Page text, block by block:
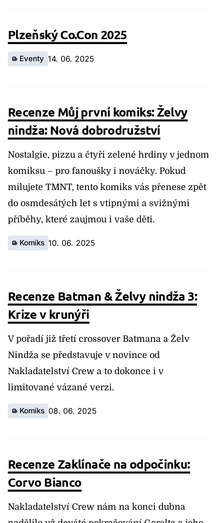
Plzeňský Co.Con 2025
Eventy 14. 06. 2025
Recenze Můj první komiks: Želvy
nindža: Nová dobrodružství
Nostalgie, pizzu a čtyři zelené hrdiny v jednom
komiksu – pro fanoušky i nováčky. Pokud
milujete TMNT, tento komiks vás přenese zpět
do osmdesátých let s vtipnými a svižnými
příběhy, které zaujmou i vaše děti.
Komiks 10. 06. 2025
Recenze Batman & Želvy nindža 3:
Krize v krunýři
V pořadí již třetí crossover Batmana a Želv
Nindža se představuje v novince od
Nakladatelství Crew a to dokonce i v
limitované vázané verzi.
Komiks 08. 06. 2025
Recenze Zaklínače na odpočinku:
Corvo Bianco
Nakladatelství Crew nám na konci dubna